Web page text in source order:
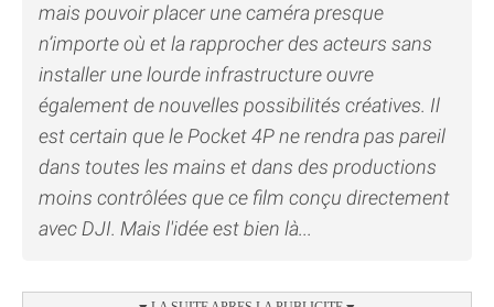
mais pouvoir placer une caméra presque
n’importe où et la rapprocher des acteurs sans
installer une lourde infrastructure ouvre
également de nouvelles possibilités créatives. Il
est certain que le Pocket 4P ne rendra pas pareil
dans toutes les mains et dans des productions
moins contrôlées que ce film conçu directement
avec DJI. Mais l'idée est bien là...